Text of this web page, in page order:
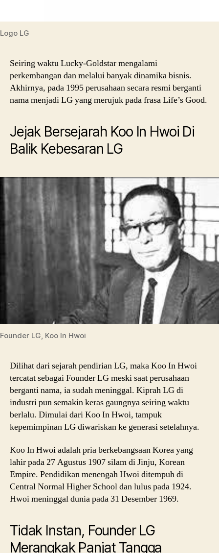
Logo LG
Seiring waktu Lucky-Goldstar mengalami
perkembangan dan melalui banyak dinamika bisnis.
Akhirnya, pada 1995 perusahaan secara resmi berganti
nama menjadi LG yang merujuk pada frasa Life’s Good.
Jejak Bersejarah Koo In Hwoi Di
Balik Kebesaran LG
Founder LG, Koo In Hwoi
Dilihat dari sejarah pendirian LG, maka Koo In Hwoi
tercatat sebagai Founder LG meski saat perusahaan
berganti nama, ia sudah meninggal. Kiprah LG di
industri pun semakin keras gaungnya seiring waktu
berlalu. Dimulai dari Koo In Hwoi, tampuk
kepemimpinan LG diwariskan ke generasi setelahnya.
Koo In Hwoi adalah pria berkebangsaan Korea yang
lahir pada 27 Agustus 1907 silam di Jinju, Korean
Empire. Pendidikan menengah Hwoi ditempuh di
Central Normal Higher School dan lulus pada 1924.
Hwoi meninggal dunia pada 31 Desember 1969.
Tidak Instan, Founder LG
Merangkak Panjat Tangga